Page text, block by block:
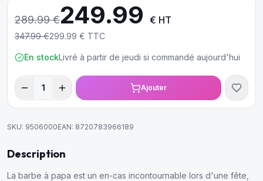
289.99€249.99 € HT
347.99€299.99 € TTC
En stockLivré à partir de jeudi si commandé aujourd'hui
1 Ajouter
SKU: 9506000EAN: 8720783966189
Description
La barbe à papa est un en-cas incontournable lors d'une fête,